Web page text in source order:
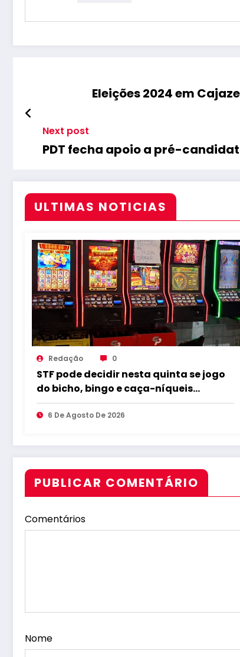
Eleições 2024 em
Next post
PDT fecha apoio a pré-
ULTIMAS NOTICIAS
Redação 0
STF pode decidir nesta quinta se jogo
do bicho, bingo e caça-níqueis
seguem ilegais
6 De Agosto De 2026
PUBLICAR COMENTÁRIO
Comentários
Nome